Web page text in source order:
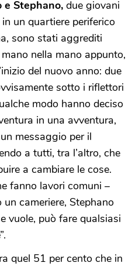
e Stephano, due giovani
un quartiere periferico
sono stati aggrediti
nella mano appunto,
del nuovo anno: due
sotto i riflettori
modo hanno deciso
in una avventura,
messaggio per il
a tutti, tra l’altro, che
a cambiare le cose.
fanno lavori comuni –
cameriere, Stephano
vuole, può fare qualsiasi
quel 51 per cento che in